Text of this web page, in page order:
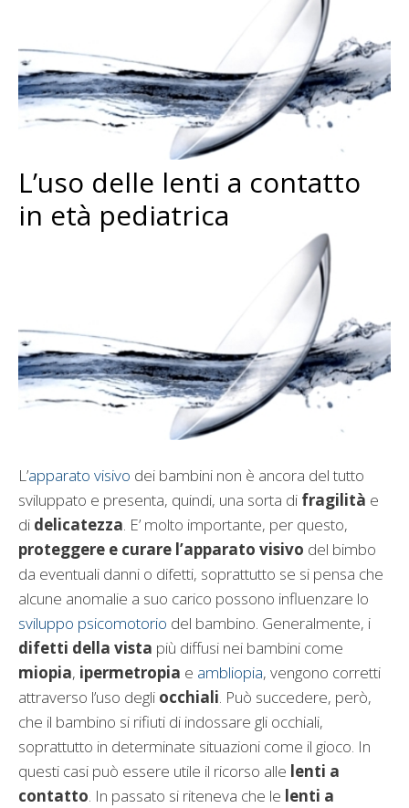
L’uso delle lenti a contatto
in età pediatrica
L’apparato visivo dei bambini non è ancora del tutto
sviluppato e presenta, quindi, una sorta di fragilità e
di delicatezza. E’ molto importante, per questo,
proteggere e curare l’apparato visivo del bimbo
da eventuali danni o difetti, soprattutto se si pensa che
alcune anomalie a suo carico possono influenzare lo
sviluppo psicomotorio del bambino. Generalmente, i
difetti della vista più diffusi nei bambini come
miopia, ipermetropia e ambliopia, vengono corretti
attraverso l’uso degli occhiali. Può succedere, però,
che il bambino si rifiuti di indossare gli occhiali,
soprattutto in determinate situazioni come il gioco. In
questi casi può essere utile il ricorso alle lenti a
contatto. In passato si riteneva che le lenti a